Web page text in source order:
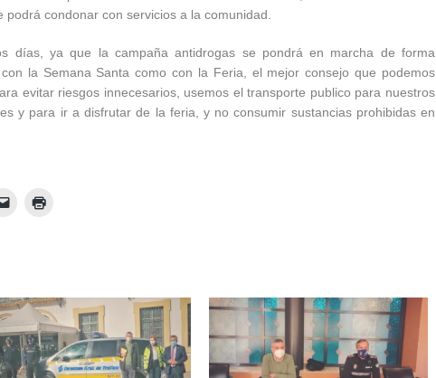
condonar con servicios a la comunidad.
días, ya que la campaña antidrogas se pondrá en marcha de forma
la Semana Santa como con la Feria, el mejor consejo que podemos
evitar riesgos innecesarios, usemos el transporte publico para nuestros
y para ir a disfrutar de la feria, y no consumir sustancias prohibidas en